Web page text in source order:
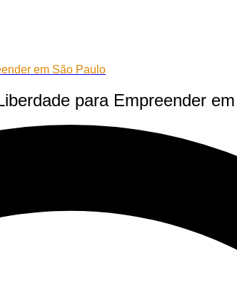
em São Paulo
para Empreender